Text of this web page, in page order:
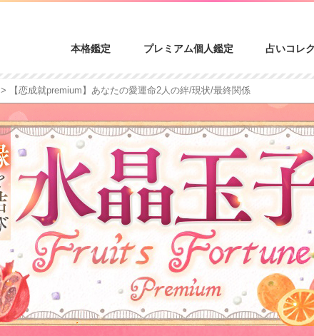
本格鑑定 プレミアム個人鑑定 占いコレ
> 【恋成就premium】あなたの愛運命2人の絆/現状/最終関係